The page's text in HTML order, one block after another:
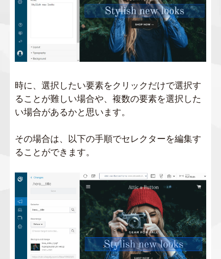
時に、選択したい要素をクリックだけで選択す
ることが難しい場合や、複数の要素を選択した
い場合があるかと思います。
その場合は、以下の手順でセレクターを編集す
ることができます。